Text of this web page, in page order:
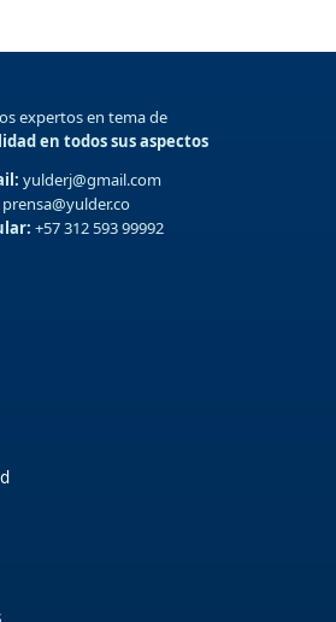
expertos en tema de
en todos sus aspectos
yulderj@gmail.com
prensa@yulder.co
+57 312 593 99992